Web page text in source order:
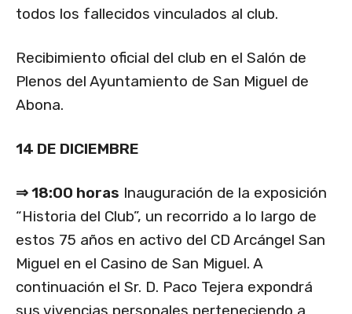
todos los fallecidos vinculados al club.
Recibimiento oficial del club en el Salón de
Plenos del Ayuntamiento de San Miguel de
Abona.
14 DE DICIEMBRE
⇒ 18:00 horas Inauguración de la exposición
“Historia del Club”, un recorrido a lo largo de
estos 75 años en activo del CD Arcángel San
Miguel en el Casino de San Miguel. A
continuación el Sr. D. Paco Tejera expondrá